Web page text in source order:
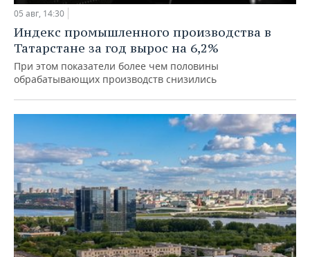
05 авг, 14:30
Индекс промышленного производства в
Татарстане за год вырос на 6,2%
При этом показатели более чем половины
обрабатывающих производств снизились